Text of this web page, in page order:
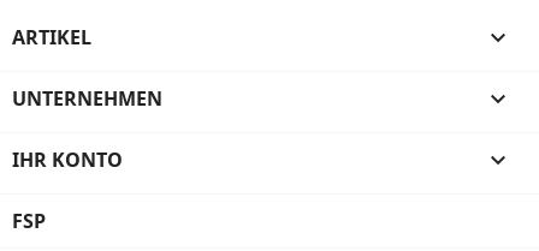
ARTIKEL 
UNTERNEHMEN 
IHR KONTO 
FSP